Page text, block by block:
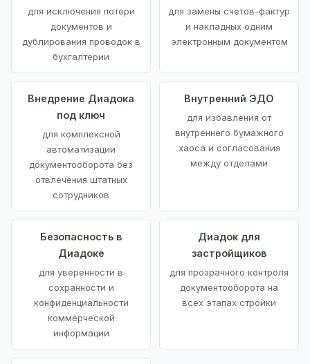
для исключения потери
документов и
дублирования проводок в
бухгалтерии
для замены счетов-фактур
и накладных одним
электронным документом
Внедрение Диадока
под ключ
для комплексной
автоматизации
документооборота без
отвлечения штатных
сотрудников
Внутренний ЭДО
для избавления от
внутреннего бумажного
хаоса и согласования
между отделами
Безопасность в
Диадоке
для уверенности в
сохранности и
конфиденциальности
коммерческой
информации
Диадок для
застройщиков
для прозрачного контроля
документооборота на
всех этапах стройки